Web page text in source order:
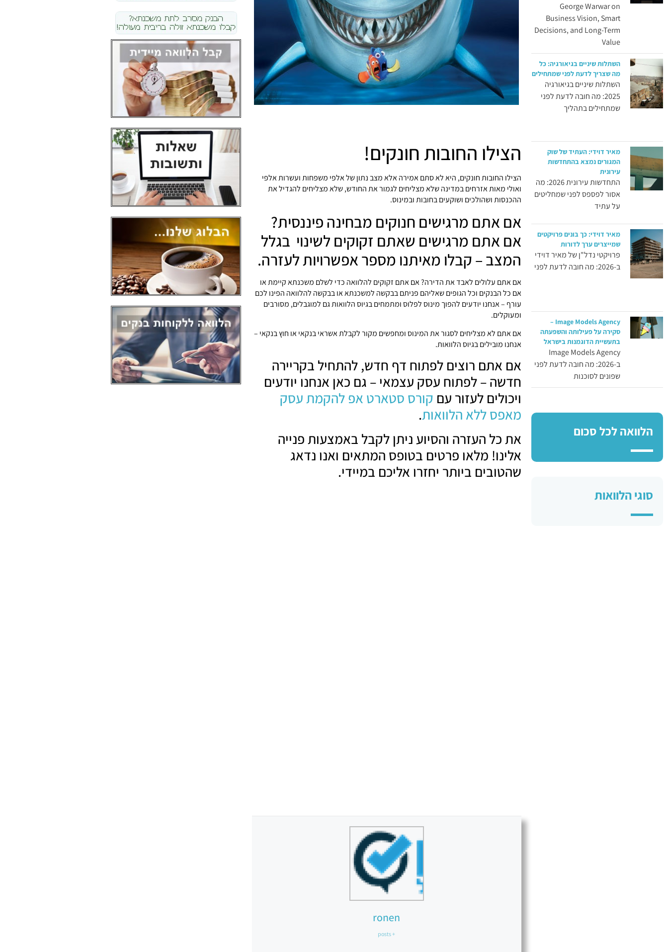
George Warwar on
Business Vision, Smart
Decisions, and Long-Term
Value
השתלות שיניים בגיאורגיה: כל
מה שצריך לדעת לפני שמתחילים
השתלות שיניים בגיאורגיה
2025: מה חובה לדעת לפני
שמתחילים בתהליך
מאיר דוידי: העתיד של שוק
המגורים נמצא בהתחדשות
עירונית
התחדשות עירונית 2026: מה
אסור לפספס לפני שמחליטים
על עתיד
מאיר דוידי: כך בונים פרויקטים
שמייצרים ערך לדורות
פרויקטי נדל"ן של מאיר דוידי
ב-2026: מה חובה לדעת לפני
Image Models Agency –
סקירה על פעילותה והשפעתה
בתעשיית הדוגמנות בישראל
Image Models Agency
ב-2026: מה חובה לדעת לפני
שפונים לסוכנות
הלוואה לכל סכום
סוגי הלוואות
הצילו החובות חונקים!
הצילו החובות חונקים, היא לא סתם אמירה אלא מצב נתון של אלפי משפחות ועשרות אלפי
ואולי מאות אזרחים במדינה שלא מצליחים לגמור את החודש, שלא מצליחים להגדיל את
ההכנסות ושהולכים ושוקעים בחובות ובמינוס.
אם אתם מרגישים חנוקים מבחינה פיננסית?
אם אתם מרגישים שאתם זקוקים לשינוי בגלל
המצב – קבלו מאיתנו מספר אפשרויות לעזרה.
אם אתם עלולים לאבד את הדירה? אם אתם זקוקים להלוואה כדי לשלם משכנתא קיימת או
אם כל הבנקים וכל הגופים שאליהם פניתם בבקשה למשכנתא או בבקשה להלוואה הפינו לכם
עורף – אנחנו יודעים להפוך מינוס לפלוס ומתמחים בגיוס הלוואות גם למוגבלים, מסורבים
ומעוקלים.
אם אתם לא מצליחים לסגור את המינוס ומחפשים מקור לקבלת אשראי בנקאי או חוץ בנקאי –
אנחנו מובילים בגיוס הלוואות.
אם אתם רוצים לפתוח דף חדש, להתחיל בקריירה
חדשה – לפתוח עסק עצמאי – גם כאן אנחנו יודעים
ויכולים לעזור עם קורס סטארט אפ להקמת עסק
מאפס ללא הלוואות.
את כל העזרה והסיוע ניתן לקבל באמצעות פנייה
אלינו! מלאו פרטים בטופס המתאים ואנו נדאג
שהטובים ביותר יחזרו אליכם במיידי.
ronen
+ posts